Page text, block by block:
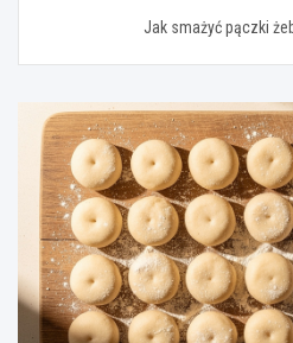
Jak smażyć pączki